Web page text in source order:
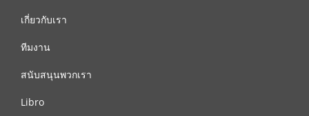
เกี่ยวกับเรา
ทีมงาน
สนับสนุนพวกเรา
Libro